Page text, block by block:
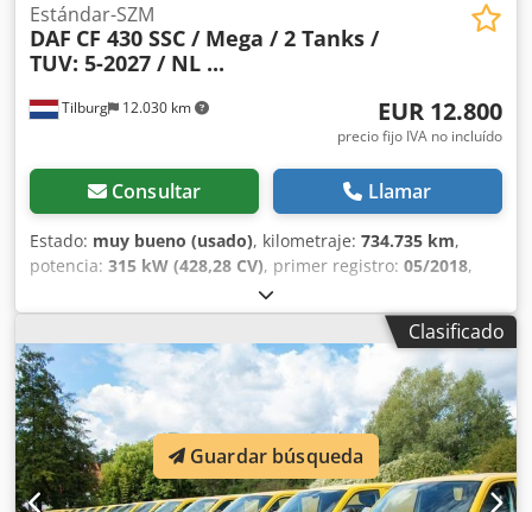
Tilburg 12.030 km
Estándar-SZM
DAF CF 430 SSC / Mega / 2 Tanks /
TUV: 5-2027 / NL ...
EUR 12.800
precio fijo IVA no incluído
Consultar Llamar
Estado: muy bueno (usado), kilometraje: 734.735 km,
potencia: 315 kW (428,28 CV), primer registro: 05/2018,
, tamaño del neumático:
R22.5, configuración de ejes:4x2, distancia entre ejes:
3.800 mm, combustible: diésel, color:otro, cabina del
conductor:cabina dormitorio, tipo de engranaje:
automático, clase de emisión:Euro 6 , amortiguación:aire,
longitud total: 6.040 mm , ancho total:2.550 mm, carga
máxima por eje permitida (eje 1):7.100 kg, carga máxima
permitida por eje (eje 2):11.500 kg, Año de fabricación:
2018, Equipamiento:ABS, aire acondicionado, calefactor
Clasificado
Guardar búsqueda